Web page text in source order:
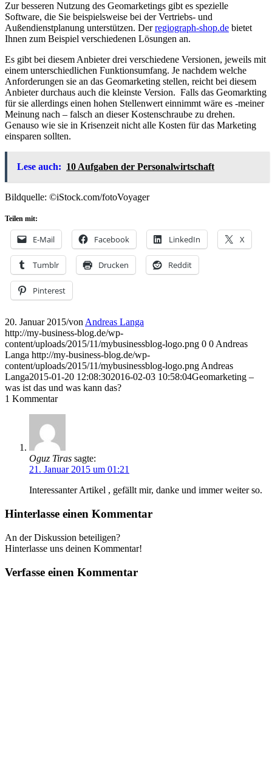
Zur besseren Nutzung des Geomarketings gibt es spezielle
Software, die Sie beispielsweise bei der Vertriebs- und
Außendienstplanung unterstützen. Derregiograph-shop.de bietet
Ihnen zum Beispiel verschiedenen Lösungen an.
Es gibt bei diesem Anbieter drei verschiedene Versionen, jeweils mit
einem unterschiedlichen Funktionsumfang. Je nachdem welche
Anforderungen sie an das Geomarketing stellen, reicht bei diesem
Anbieter durchaus auch die kleinste Version. Falls das Geomarkting
für sie allerdings einen hohen Stellenwert einnimmt wäre es -meiner
Meinung nach – falsch an dieser Kostenschraube zu drehen.
Genauso wie sie in Krisenzeit nicht alle Kosten für das Marketing
einsparen sollten.
Lese auch: 10 Aufgaben der Personalwirtschaft
Bildquelle: ©iStock.com/fotoVoyager
Teilen mit:
E-Mail Facebook LinkedIn X
Tumblr Drucken Reddit
Pinterest
20. Januar 2015/vonAndreas Langa
http://my-business-blog.de/wp-
content/uploads/2015/11/mybusinessblog-logo.png 0 0Andreas
Langa http://my-business-blog.de/wp-
content/uploads/2015/11/mybusinessblog-logo.pngAndreas
Langa2015-01-20 12:08:302016-02-03 10:58:04Geomarketing –
was ist das und was kann das?
1 Kommentar
Oguz Tiras sagte:
21. Januar 2015 um 01:21
Interessanter Artikel , gefällt mir, danke und immer weiter so.
Hinterlasse einen Kommentar
An der Diskussion beteiligen?
Hinterlasse uns deinen Kommentar!
Verfasse einen Kommentar